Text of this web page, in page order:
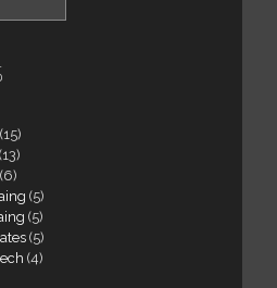
(15)
(13)
(6)
(5)
(5)
(5)
(4)